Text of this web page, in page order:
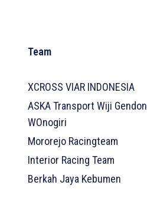
Team
XCROSS VIAR INDONESIA
ASKA Transport Wiji
WOnogiri
Mororejo Racingteam
Interior Racing Team
Berkah Jaya Kebumen